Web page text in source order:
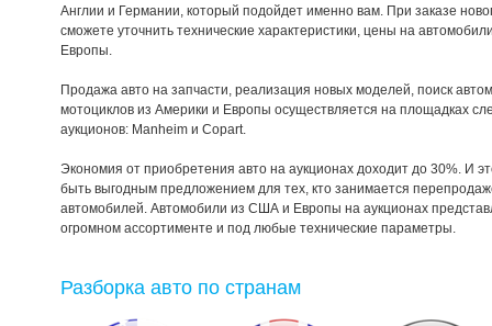
Англии и Германии, который подойдет именно вам. При заказе
сможете уточнить технические характеристики, цены на
Европы.
Продажа авто на запчасти, реализация новых моделей, поиск
мотоциклов из Америки и Европы осуществляется на площадках
аукционов: Manheim и Copart.
Экономия от приобретения авто на аукционах доходит до 30%. И
быть выгодным предложением для тех, кто занимается
автомобилей. Автомобили из США и Европы на аукционах
огромном ассортименте и под любые технические параметры.
Разборка авто по странам